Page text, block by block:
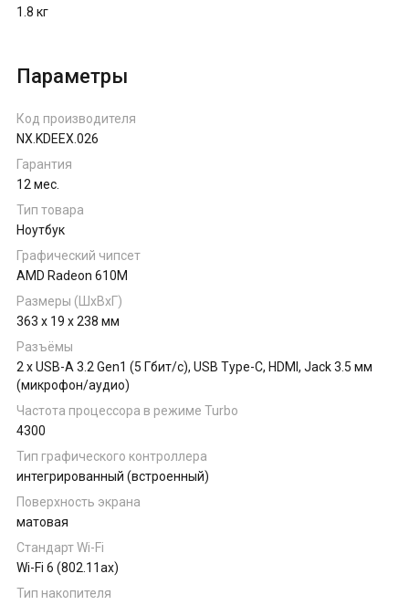
1.8 кг
Параметры
Код производителя
NX.KDEEX.026
Гарантия
12 мес.
Тип товара
Ноутбук
Графический чипсет
AMD Radeon 610M
Размеры (ШхВхГ)
363 x 19 x 238 мм
Разъёмы
2 x USB-A 3.2 Gen1 (5 Гбит/с), USB Type-C, HDMI, Jack 3.5 мм
(микрофон/аудио)
Частота процессора в режиме Turbo
4300
Тип графического контроллера
интегрированный (встроенный)
Поверхность экрана
матовая
Стандарт Wi-Fi
Wi-Fi 6 (802.11ax)
Тип накопителя